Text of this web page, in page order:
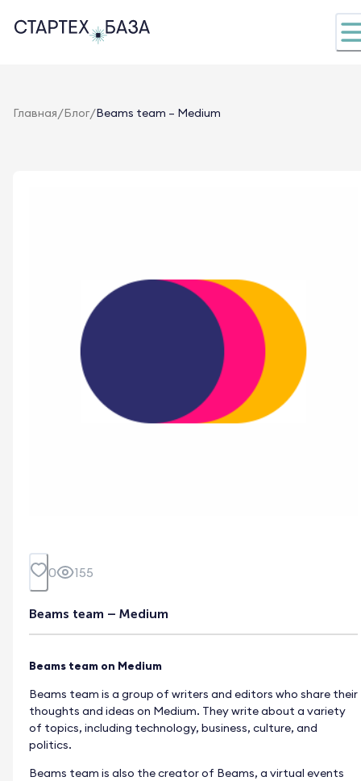
Главная/Блог/Beams team – Medium
0 155
Beams team – Medium
Beams team on Medium
Beams team is a group of writers and editors who share their
thoughts and ideas on Medium. They write about a variety
of topics, including technology, business, culture, and
politics.
Beams team is also the creator of Beams, a virtual events